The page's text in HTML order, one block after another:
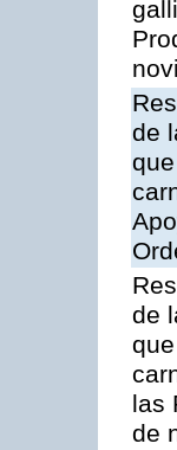
de
de
las
de